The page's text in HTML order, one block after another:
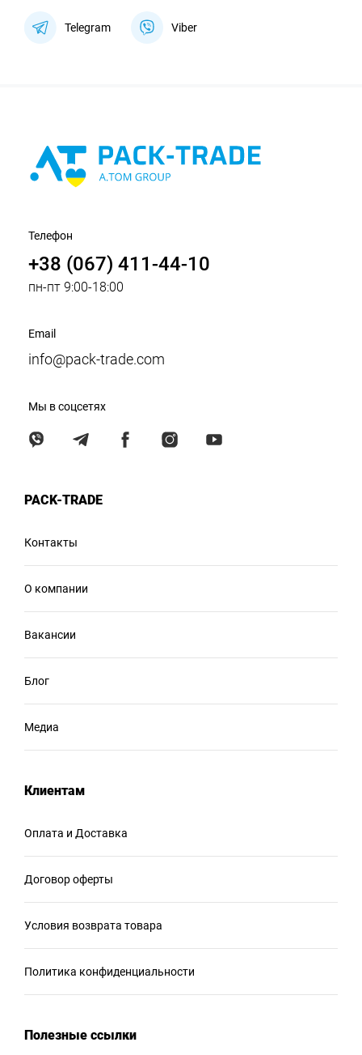
Telegram Viber
Телефон
+38 (067) 411-44-10
пн-пт 9:00-18:00
Email
info@pack-trade.com
Мы в соцсетях
PACK-TRADE
Контакты
О компании
Вакансии
Блог
Медиа
Клиентам
Оплата и Доставка
Договор оферты
Условия возврата товара
Политика конфиденциальности
Полезные ссылки